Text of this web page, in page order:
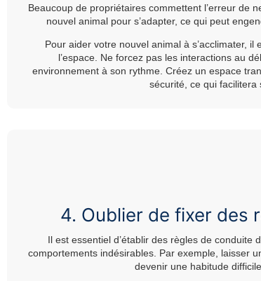
Beaucoup de propriétaires commettent l’erreur de
nouvel animal pour s’adapter, ce qui peut
Pour aider votre nouvel animal à s’acclimater,
l’espace. Ne forcez pas les interactions au
environnement à son rythme. Créez un espace
sécurité, ce qui facilitera
4. Oublier de fixer des
Il est essentiel d’établir des règles de conduite
comportements indésirables. Par exemple, laisser
devenir une habitude